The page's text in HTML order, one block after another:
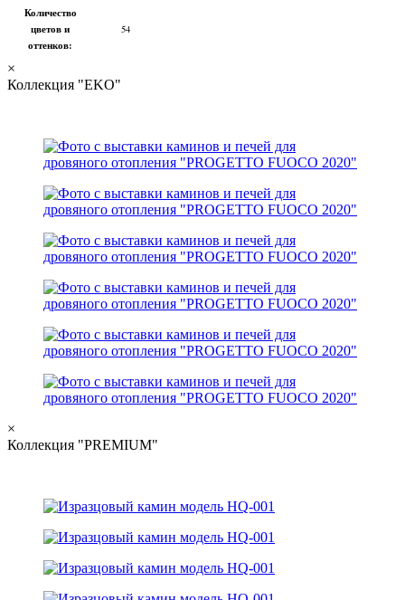
Количество
цветов и
оттенков:
54
×
Коллекция "EKO"
×
Коллекция "PREMIUM"